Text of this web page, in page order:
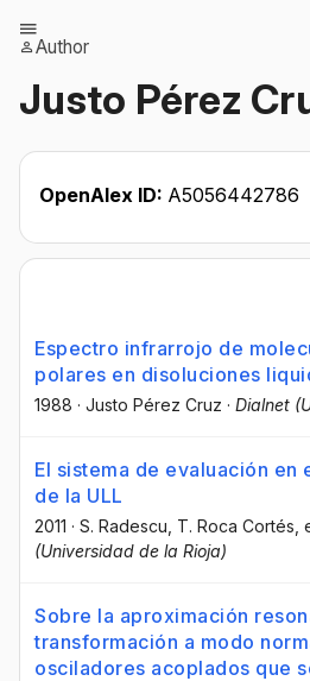
Author
Justo Pérez
OpenAlex ID: A5056442786
Espectro infrarrojo de
polares en disoluciones
1988 · Justo Pérez Cruz · Dialnet
El sistema de evaluación en
de la ULL
2011 · S. Radescu , T. Roca Cortés
(Universidad de la Rioja)
Sobre la aproximación
transformación a modo
osciladores acoplados que